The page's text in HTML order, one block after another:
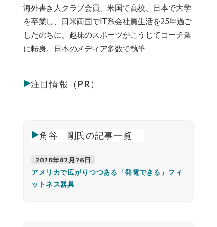
海外書き人クラブ会員。米国で高校、日本で大学
を卒業し、日米両国でIT系会社員生活を25年過ご
したのちに、趣味のスポーツがこうじてコーチ業
に転身。日本のメディア多数で執筆
注目情報（PR）
角谷 剛氏の記事一覧
2026年02月26日
アメリカで広がりつつある「発電できる」フィ
ットネス器具